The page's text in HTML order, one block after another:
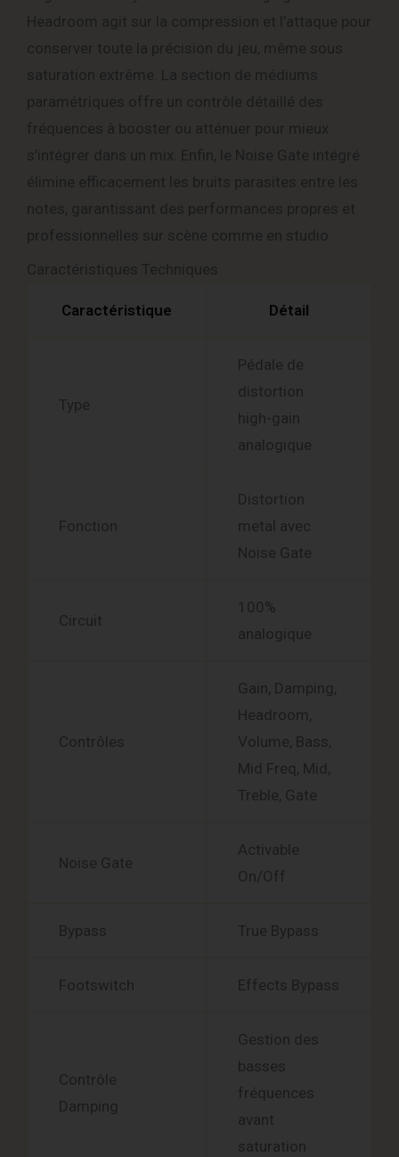
Caractéristique Détail
Type
Pédale de
distortion
high-gain
analogique
Fonction
Distortion
metal avec
Noise Gate
Circuit
100%
analogique
Contrôles
Gain, Damping,
Headroom,
Volume, Bass,
Mid Freq, Mid,
Treble, Gate
Noise Gate
Activable
On/Off
Bypass True Bypass
Footswitch Effects Bypass
Contrôle
Damping
Gestion des
basses
fréquences
avant
saturation